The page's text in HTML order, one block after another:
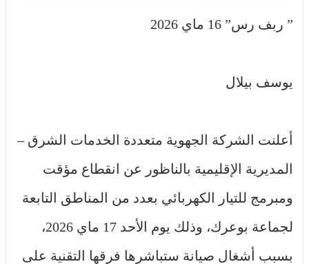
” ربف رس” 16 ماي 2026
يوسف بيلال
أعلنت الشركة الجهوية متعددة الخدمات الشرق –
المديرية الإقليمية بالناظور عن انقطاع مؤقت
ومبرمج للتيار الكهربائي بعدد من المناطق التابعة
لجماعة بوعرك، وذلك يوم الأحد 17 ماي 2026،
بسبب أشغال صيانة ستباشرها فرقها التقنية على